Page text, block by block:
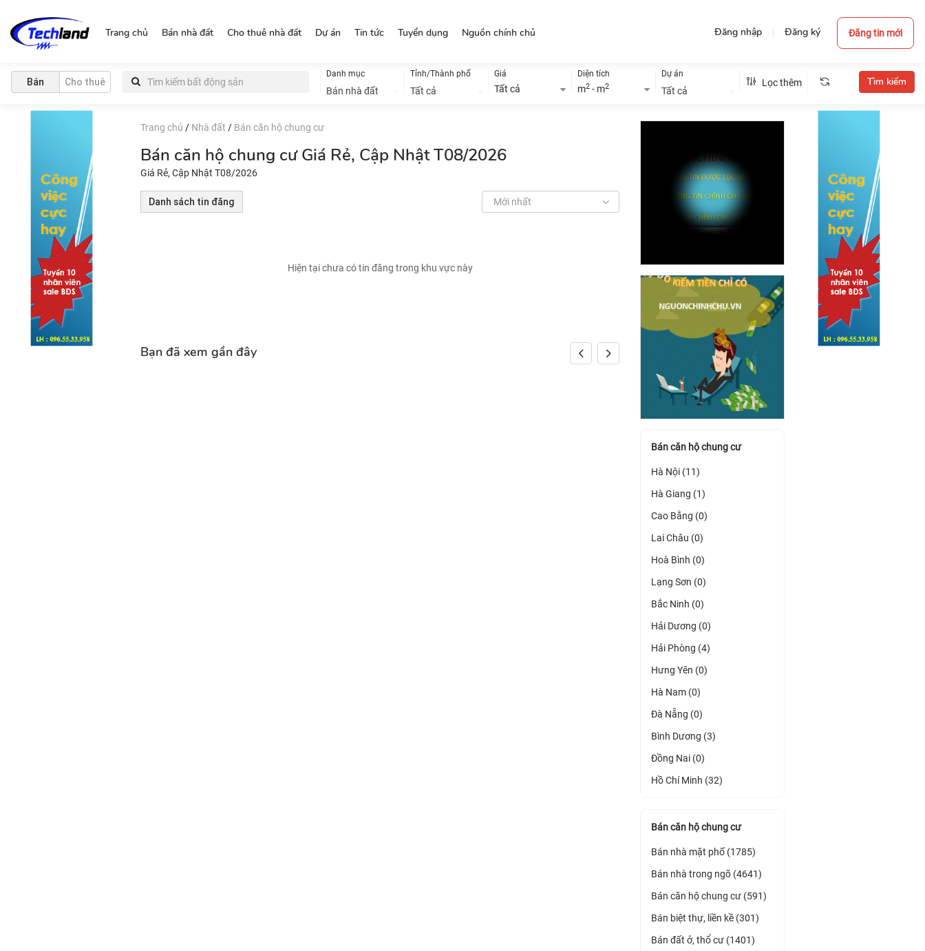
Đăng nhập Đăng ký Đăng tin mới
Trang chủ Bán nhà đất Cho thuê nhà đất Dự án Tin tức Tuyển dụng Nguồn chính chủ
Bán Cho thuê
Danh mục
Bán nhà đất
Tỉnh/Thành phố
Tất cả
Giá
Tất cả
Diện tích
m2 - m2
Dự án
Tất cả
Lọc thêm
Trang chủ / Nhà đất / Bán căn hộ chung cư
Bán căn hộ chung cư Giá Rẻ, Cập Nhật T08/2026
Giá Rẻ, Cập Nhật T08/2026
Danh sách tin đăng Mới nhất
Hiện tại chưa có tin đăng trong khu vực này
Bạn đã xem gần đây
Bán căn hộ chung cư
Hà Nội (11)
Hà Giang (1)
Cao Bằng (0)
Lai Châu (0)
Hoà Bình (0)
Lạng Sơn (0)
Bắc Ninh (0)
Hải Dương (0)
Hải Phòng (4)
Hưng Yên (0)
Hà Nam (0)
Đà Nẵng (0)
Bình Dương (3)
Đồng Nai (0)
Hồ Chí Minh (32)
Bán căn hộ chung cư
Bán nhà mặt phố (1785)
Bán nhà trong ngõ (4641)
Bán căn hộ chung cư (591)
Bán biệt thự, liền kề (301)
Bán đất ở, thổ cư (1401)